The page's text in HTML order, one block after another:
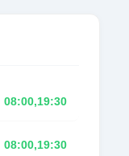
08:00,19:30
08:00,19:30